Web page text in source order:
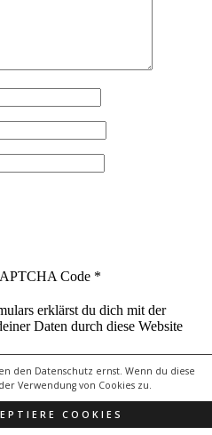
den Datenschutz ernst. Wenn du diese
Verwendung von Cookies zu.
COOKIES
Code *
erklärst du dich mit der
Daten durch diese Website
All Rights Reserved.
Themes